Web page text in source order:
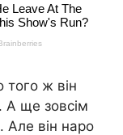
ж він
А ще зовсім
він наро